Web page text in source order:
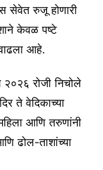
सेवेत रुजू होणारी
केवळ पष्टे
आहे.
रोजी निचोले
ते वेदिकाच्या
आणि तरुणांनी
ढोल-ताशांच्या